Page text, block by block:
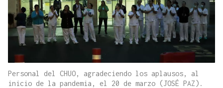
Personal del CHUO, agradeciendo los aplausos, al
inicio de la pandemia, el 20 de marzo (JOSÉ PAZ).